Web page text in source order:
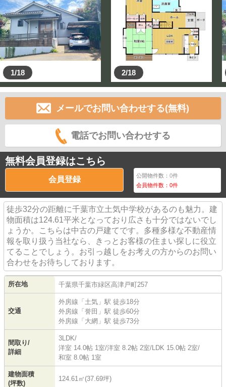
(1)物件見学コース(所要時間：30分～1時間)
さくっと物件見学したいお客様向けのコース！
(2)物件見学コース＋ご希望条件ご相談(所要時間：1時間
～1時間30分)
「はじめての見学で何を見れば良いかかわからない」と
いったお客様向けのコース！
家選びのポイントや気になる設備、周辺環境までしっか
りご案内！
(3)トータルサポートコース(所要時間：2時間)
上記のご案内に加え、お客様の住宅ローンや今後のスケ
ジュール等、疑問を一緒に解決！
小さいお子様がいらっしゃるご家族でもご安心してご見
学いただけます♪
上記以外にも柔軟に対応いたします！
■住まいに夢と満足を。かまとり住宅がお手伝いしま
す！■
かまとり住宅では、暮らしに関わる全てのサポートが可
能です♪
・かまとり住宅が提供するグランファミーロシリーズ
・不動産の売買・仲介及び管理業務
・宅地の造成及び開発・建売住宅の建設と分譲
・注文住宅の設計・施工及び請負
・リフォーム・増築・内外装工事
何でもお気軽にご相談ください！責任持ってご案内いた
◆店舗 ～千葉県全てのエリアご案内可能～◆
【千葉中央店】 千葉中央駅 徒歩5分 ※提携コインパー
キングあり
【千葉南支店】 鎌取駅 徒歩6分 ※駐車場あり
【木更津支店】 木更津駅 徒歩20分 ※駐車場あり
1/18 2/18
メールでお問い合わせする(無料)
電話でお問い合わせする
無料会員登録はこちら
会員登録 公開物件数：0件
会員物件数：0件
徒歩32分の距離に千葉市立土気中学校があるのも魅力。建
物面積は124.61平米となっており広さも十分ではないでし
ょうか。こちらは中古の戸建てです。多種多様な不動産情
報を取り扱う当社なら、きっとお客様の住まい探しに役立
てることでしょう。お引っ越しをお考えの方からのお問い
合わせをお待ちしております。
所在地 千葉県千葉市緑区高津戸町257
交通
外房線 「 土気 」駅 徒歩18分
外房線 「 誉田 」駅 徒歩60分
外房線 「 大網 」駅 徒歩73分
間取り/
詳細
3LDK/
洋室 14.0帖 1室/洋室 8.2帖 2室/ LDK 15.0帖 2室/
和室 8.0帖 1室
建物面積
(坪数)
124.61㎡(37.69坪)